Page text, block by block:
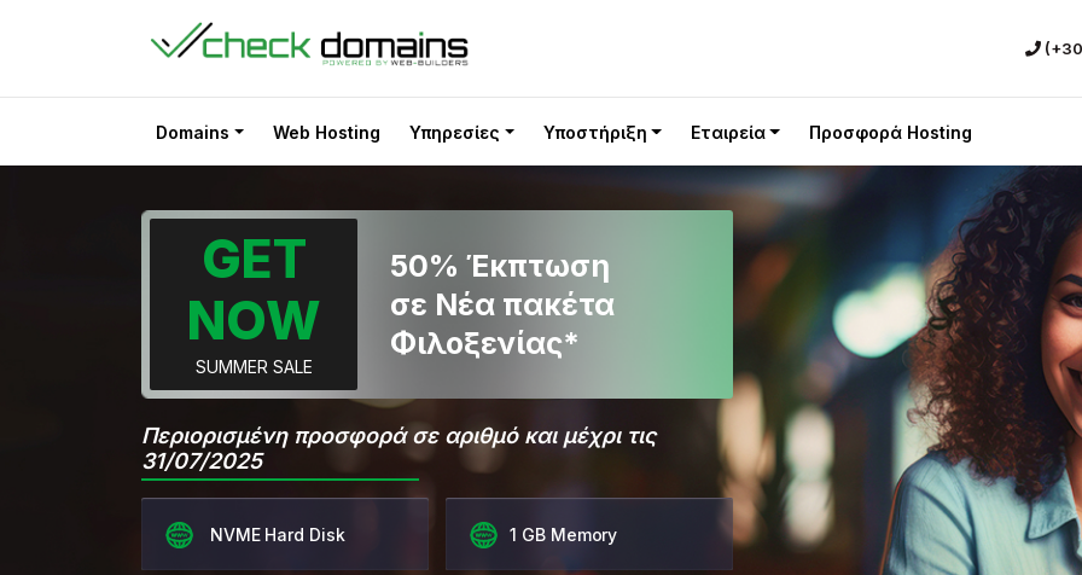
Domains Web Hosting Υπηρεσίες Υποστήριξη Εταιρεία Προσφορά Hosting
GET
NOW
SUMMER SALE
50% Έκπτωση
σε Νέα πακέτα
Φιλοξενίας*
Περιορισμένη προσφορά σε αριθμό και μέχρι τις
31/07/2025
NVME Hard Disk 1 GB Memory